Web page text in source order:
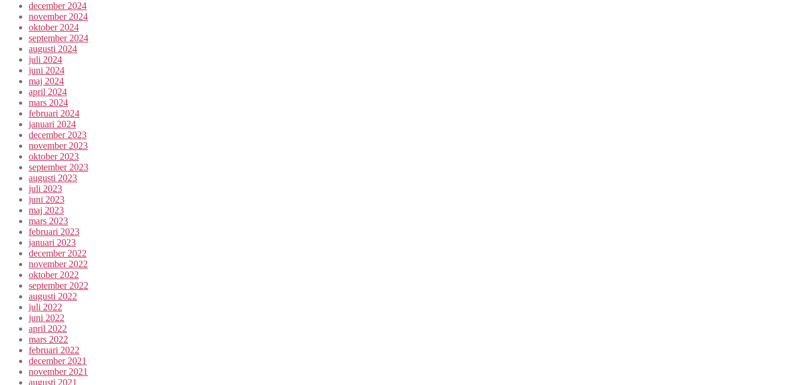
december 2024
november 2024
oktober 2024
september 2024
augusti 2024
juli 2024
juni 2024
maj 2024
april 2024
mars 2024
februari 2024
januari 2024
december 2023
november 2023
oktober 2023
september 2023
augusti 2023
juli 2023
juni 2023
maj 2023
mars 2023
februari 2023
januari 2023
december 2022
november 2022
oktober 2022
september 2022
augusti 2022
juli 2022
juni 2022
april 2022
mars 2022
februari 2022
december 2021
november 2021
augusti 2021